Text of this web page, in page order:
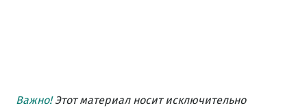
Важно!Этот материал носит исключительно